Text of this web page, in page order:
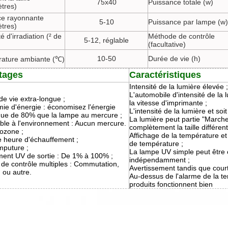
75x40
Puissance totale (w)
rayonnante
5-10
Puissance par lampe (w)
d'irradiation (² de
5-12, réglable
Méthode de contrôle
(facultative)
ambiante (℃)
10-50 Durée de vie (h)
Caractéristiques
vie extra-longue ;
d'énergie : économisez l'énergie
de 80% que la lampe au mercure ;
à l'environnement : Aucun mercure.
;
heure d'échauffement ;
;
UV de sortie : De 1% à 100% ;
contrôle multiples : Commutation,
ou autre.
Intensité de la lumière élevée ;
L'automobile d'intensité de la
la vitesse d'imprimante ;
L'intensité de la lumière et
La lumière peut partie
complètement la taille
Affichage de la température
de température ;
La lampe UV simple peut être
indépendamment ;
Avertissement tandis que
Au-dessus de l'alarme de la
produits fonctionnent bien